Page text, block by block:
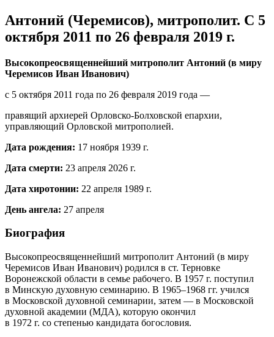
Антоний (Черемисов), митрополит. С 5
октября 2011 по 26 февраля 2019 г.
Высокопреосвященнейший митрополит Антоний (в миру
Черемисов Иван Иванович)
с 5 октября 2011 года по 26 февраля 2019 года —
правящий архиерей Орловско-Болховской епархии,
управляющий Орловской митрополией.
Дата рождения: 17 ноября 1939 г.
Дата смерти: 23 апреля 2026 г.
Дата хиротонии: 22 апреля 1989 г.
День ангела: 27 апреля
Биография
Высокопреосвященнейший митрополит Антоний (в миру
Черемисов Иван Иванович) родился в ст. Терновке
Воронежской области в семье рабочего. В 1957 г. поступил
в Минскую духовную семинарию. В 1965–1968 гг. учился
в Московской духовной семинарии, затем — в Московской
духовной академии (МДА), которую окончил
в 1972 г. со степенью кандидата богословия.